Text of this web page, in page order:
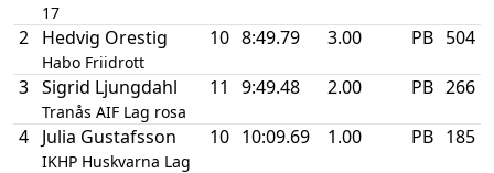
17
2 Hedvig Orestig
Habo Friidrott
10 8:49.79 3.00 PB 504
3 Sigrid Ljungdahl
Tranås AIF Lag rosa
11 9:49.48 2.00 PB 266
4 Julia Gustafsson
IKHP Huskvarna Lag
10 10:09.69 1.00 PB 185